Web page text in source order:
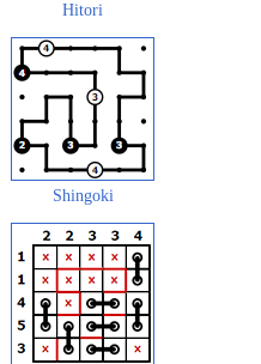
Hitori
Shingoki